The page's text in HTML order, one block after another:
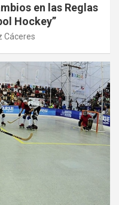
en las Reglas
Hockey”
Cáceres